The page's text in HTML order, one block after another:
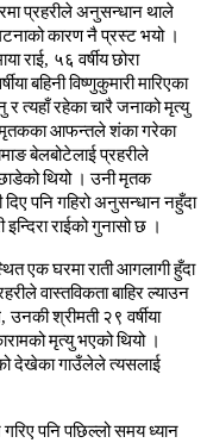
प्रहरीलेअनुसन्धानथाले
कारणनैप्रस्टभयो ।
राई, ५६ वर्षीयछोरा
बहिनीविष्णुकुमारीमारिएका
रत्यहाँरहेकाचारैजनाकोमृत्यु
आफन्तलेशंकागरेका
बेलबोटेलाईप्रहरीले
थियो । उनीमृतक
दिएपनिगहिरोअनुसन्धाननहुँदा
इन्दिराराईकोगुनासोछ ।
एकघरमारातीआगलागीहुँदा
वास्तविकताबाहिरल्याउन
,उनकीश्रीमती २९ वर्षीया
मृत्युभएकोथियो ।
देखेकागाउँलेलेत्यसलाई
गरिएपनिपछिल्लोसमयध्यान